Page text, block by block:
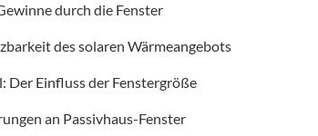
durch die Fenster
des solaren Wärmeangebots
Der Einfluss der Fenstergröße
an Passivhaus-Fenster